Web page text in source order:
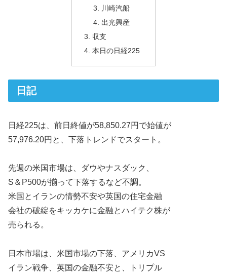
川崎汽船
出光興産
収支
本日の日経225
日記
日経225は、前日終値が58,850.27円で始値が
57,976.20円と、下落トレンドでスタート。
先週の米国市場は、ダウやナスダック、
S＆P500が揃って下落するなど不調。
米国とイランの情勢不安や英国の住宅金融
会社の破綻をキッカケに金融とハイテク株が
売られる。
日本市場は、米国市場の下落、アメリカVS
イラン戦争、英国の金融不安と、トリプル